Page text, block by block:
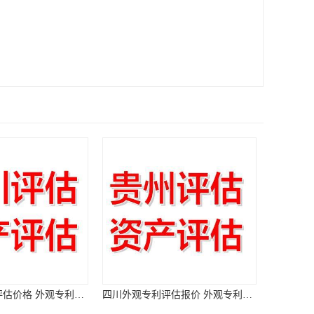
热门外观专利评估价格 外观专利评估 四川外观专利评估报价 外观专利评估报告